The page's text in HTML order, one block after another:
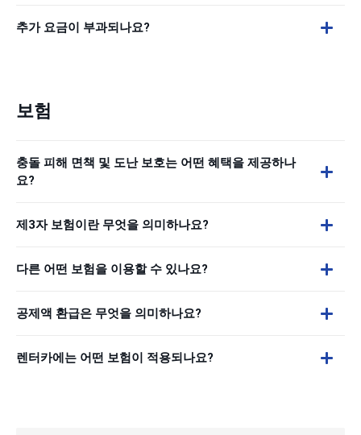
추가 요금이 부과되나요?
보험
충돌 피해 면책 및 도난 보호는 어떤 혜택을 제공하나
요?
제3자 보험이란 무엇을 의미하나요?
다른 어떤 보험을 이용할 수 있나요?
공제액 환급은 무엇을 의미하나요?
렌터카에는 어떤 보험이 적용되나요?